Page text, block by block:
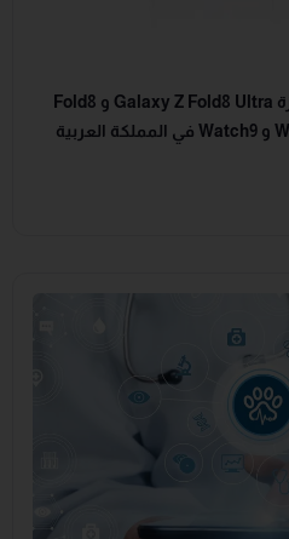
سامسونج تُطلق رسمياً أجهزة Galaxy Z Fold8 Ultra و Fold8
و Flip8 وساعتي Watch Ultra2 و Watch9 في المملكة العربية